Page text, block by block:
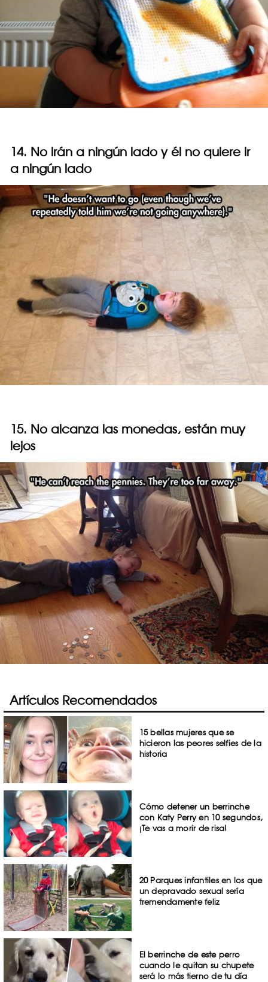
14. No irán a ningún lado y él no quiere ir
a ningún lado
15. No alcanza las monedas, están muy
lejos
Artículos Recomendados
15 bellas mujeres que se
hicieron las peores selfies de la
historia
Cómo detener un berrinche
con Katy Perry en 10 segundos,
¡Te vas a morir de risa!
20 Parques infantiles en los que
un depravado sexual sería
tremendamente feliz
El berrinche de este perro
cuando le quitan su chupete
será lo más tierno de tu día